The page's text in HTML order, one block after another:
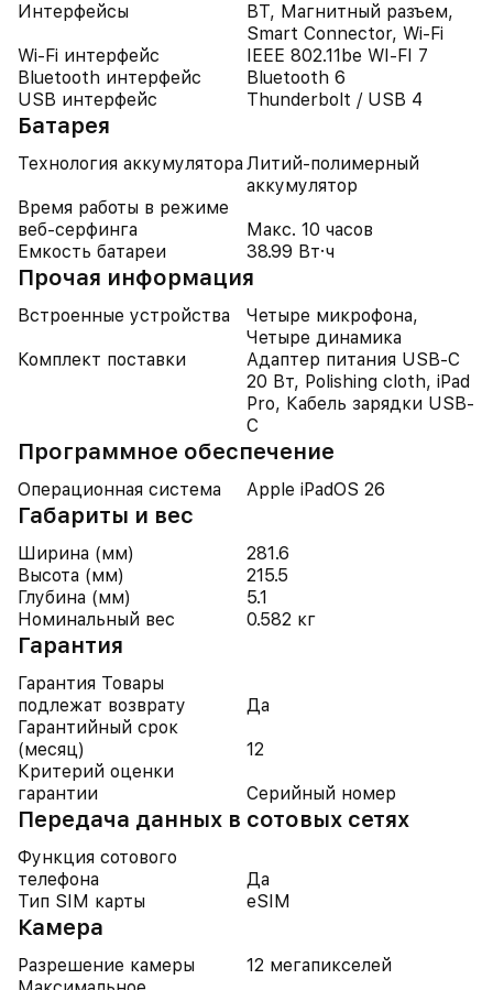
Интерфейсы
BT, Магнитный разъем,
Smart Connector, Wi-Fi
Wi-Fi интерфейс
IEEE 802.11be WI-FI 7
Bluetooth интерфейс
Bluetooth 6
USB интерфейс
Thunderbolt / USB 4
Батарея
Технология аккумулятора Литий-полимерный
аккумулятор
Время работы в режиме
веб-серфинга
Макс. 10 часов
Емкость батареи
38.99 Вт·ч
Прочая информация
Встроенные устройства
Четыре микрофона,
Четыре динамика
Комплект поставки
Адаптер питания USB-C
20 Вт, Polishing cloth, iPad
Pro, Кабель зарядки USB-
C
Программное обеспечение
Операционная система Apple iPadOS 26
Габариты и вес
Ширина (мм)
281.6
Высота (мм)
215.5
Глубина (мм)
5.1
Номинальный вес
0.582 кг
Гарантия
Гарантия Товары
подлежат возврату
Да
Гарантийный срок
(месяц)
12
Критерий оценки
гарантии
Серийный номер
Передача данных в сотовых сетях
Функция сотового
телефона
Да
Тип SIM карты
eSIM
Камера
Разрешение камеры
12 мегапикселей